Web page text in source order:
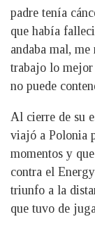
padre tenía
que había
andaba mal,
trabajo lo mejor
no puede
Al cierre de su
viajó a Polonia
momentos y
contra el
triunfo a la
que tuvo de